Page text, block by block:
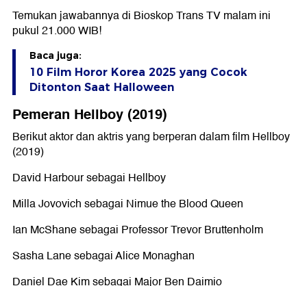
Temukan jawabannya di Bioskop Trans TV malam ini
pukul 21.000 WIB!
Baca juga:
10 Film Horor Korea 2025 yang Cocok
Ditonton Saat Halloween
Pemeran Hellboy (2019)
Berikut aktor dan aktris yang berperan dalam film Hellboy
(2019)
David Harbour sebagai Hellboy
Milla Jovovich sebagai Nimue the Blood Queen
Ian McShane sebagai Professor Trevor Bruttenholm
Sasha Lane sebagai Alice Monaghan
Daniel Dae Kim sebagai Major Ben Daimio